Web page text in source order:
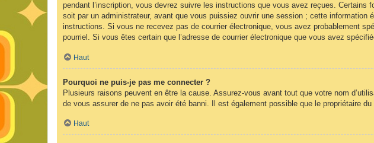
pendant l’inscription, vous devrez suivre les instructions que vous avez reçues.
soit par un administrateur, avant que vous puissiez ouvrir une session ; cette
instructions. Si vous ne recevez pas de courrier électronique, vous avez probablement
pourriel. Si vous êtes certain que l’adresse de courrier électronique que vous avez
Haut
Pourquoi ne puis-je pas me connecter ?
Plusieurs raisons peuvent en être la cause. Assurez-vous avant tout que votre nom
de vous assurer de ne pas avoir été banni. Il est également possible que le propriétaire
Haut